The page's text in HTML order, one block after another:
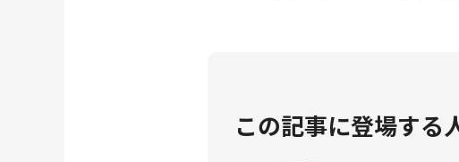
この記事に登場する